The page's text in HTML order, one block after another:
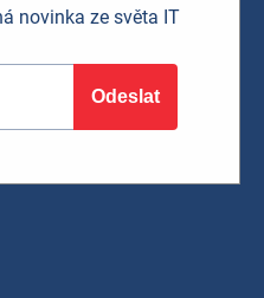
novinka ze světa IT